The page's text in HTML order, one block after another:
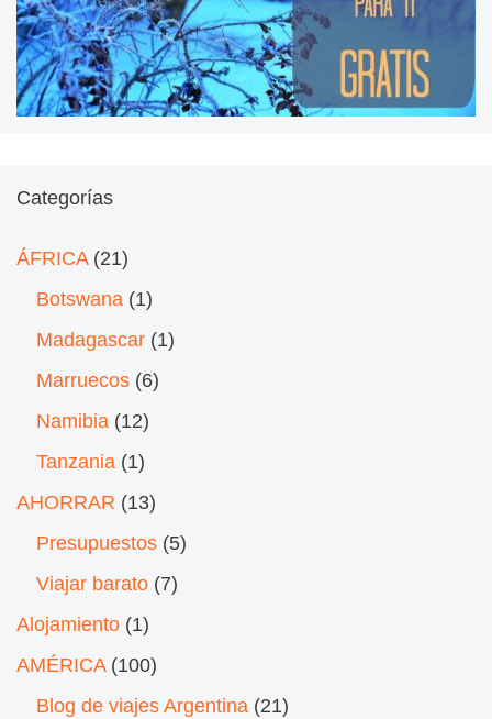
Categorías
ÁFRICA(21)
Botswana (1)
Madagascar (1)
Marruecos (6)
Namibia (12)
Tanzania (1)
AHORRAR (13)
Presupuestos (5)
Viajar barato (7)
Alojamiento (1)
AMÉRICA(100)
Blog de viajes Argentina (21)